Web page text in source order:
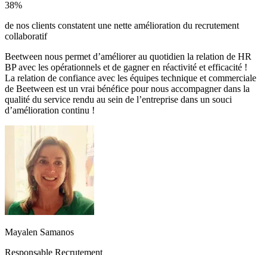
38%
de nos clients constatent une nette amélioration du recrutement
collaboratif
Beetween nous permet d’améliorer au quotidien la relation de HR
BP avec les opérationnels et de gagner en réactivité et efficacité !
La relation de confiance avec les équipes technique et commerciale
de Beetween est un vrai bénéfice pour nous accompagner dans la
qualité du service rendu au sein de l’entreprise dans un souci
d’amélioration continu !
Mayalen Samanos
Responsable Recrutement